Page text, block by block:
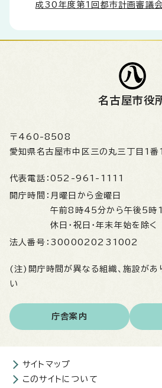
成30年度第1回都市計画審議会
名古屋市役
〒460-8508
愛知県名古屋市中区三の丸三丁目1番
代表電話： 052-961-1111
開庁時間： 月曜日から金曜日
午前8時45分から午後5時
休日・祝日・年末年始を除く
法人番号： 3000020231002
(注)開庁時間が異なる組織、施設があ
い
庁舎案内
サイトマップ
このサイトについて